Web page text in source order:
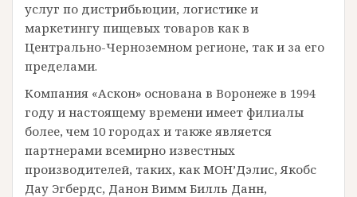
услуг по дистрибьюции, логистике и
маркетингу пищевых товаров как в
Центрально-Черноземном регионе, так и за его
пределами.
Компания «Аскон» основана в Воронеже в 1994
году и настоящему времени имеет филиалы
более, чем 10 городах и также является
партнерами всемирно известных
производителей, таких, как МОН’Дэлис, Якобс
Дау Эгбердс, Данон Вимм Билль Данн,